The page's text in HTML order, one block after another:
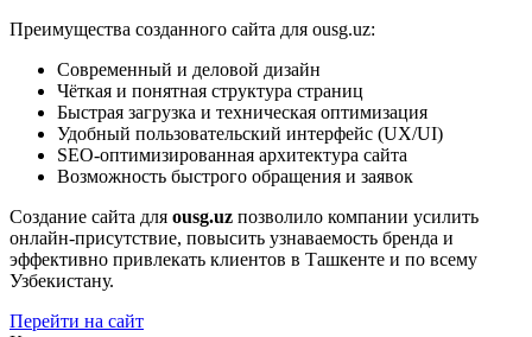
Преимущества созданного сайта для ousg.uz:
Современный и деловой дизайн
Чёткая и понятная структура страниц
Быстрая загрузка и техническая оптимизация
Удобный пользовательский интерфейс (UX/UI)
SEO-оптимизированная архитектура сайта
Возможность быстрого обращения и заявок
Создание сайта для ousg.uz позволило компании усилить
онлайн-присутствие, повысить узнаваемость бренда и
эффективно привлекать клиентов в Ташкенте и по всему
Узбекистану.
Перейти на сайт